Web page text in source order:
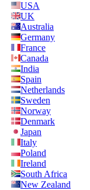
USA
UK
Australia
Germany
France
Canada
India
Spain
Netherlands
Sweden
Norway
Denmark
Japan
Italy
Poland
Ireland
South Africa
New Zealand